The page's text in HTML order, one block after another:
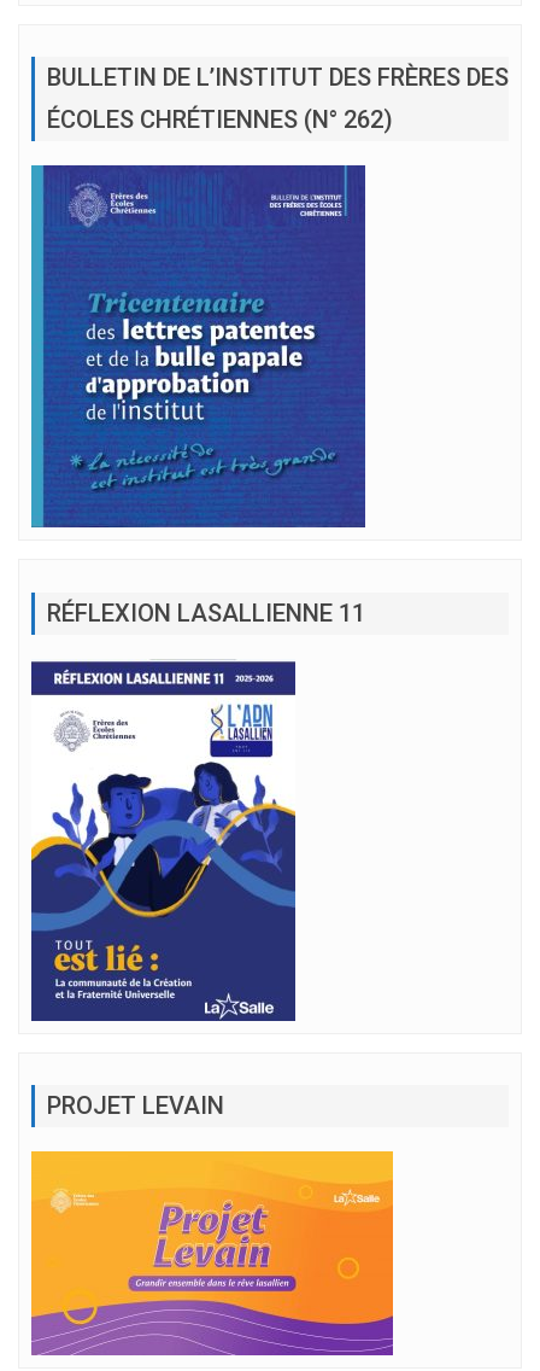
BULLETIN DE L’INSTITUT DES FRÈRES DES
ÉCOLES CHRÉTIENNES (N° 262)
RÉFLEXION LASALLIENNE 11
PROJET LEVAIN